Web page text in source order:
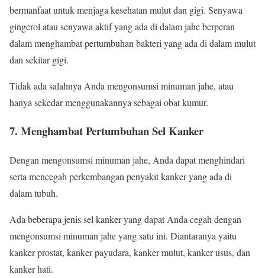
bermanfaat untuk menjaga kesehatan mulut dan gigi. Senyawa
gingerol atau senyawa aktif yang ada di dalam jahe berperan
dalam menghambat pertumbuhan bakteri yang ada di dalam mulut
dan sekitar gigi.
Tidak ada salahnya Anda mengonsumsi minuman jahe, atau
hanya sekedar menggunakannya sebagai obat kumur.
7. Menghambat Pertumbuhan Sel Kanker
Dengan mengonsumsi minuman jahe, Anda dapat menghindari
serta mencegah perkembangan penyakit kanker yang ada di
dalam tubuh.
Ada beberapa jenis sel kanker yang dapat Anda cegah dengan
mengonsumsi minuman jahe yang satu ini. Diantaranya yaitu
kanker prostat, kanker payudara, kanker mulut, kanker usus, dan
kanker hati.